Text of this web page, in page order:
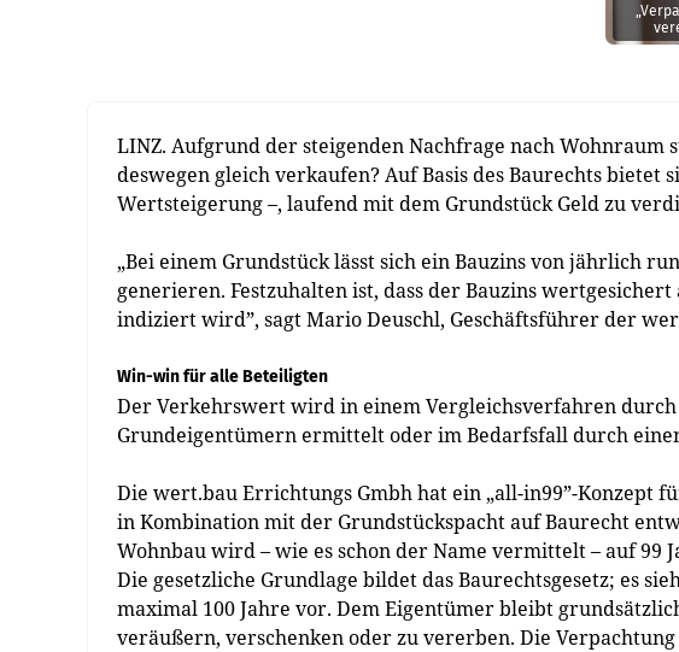
LINZ. Aufgrund der steigenden Nachfrage nach Wohnraum
deswegen gleich verkaufen? Auf Basis des Baurechts bietet
Wertsteigerung –, laufend mit dem Grundstück Geld zu
„Bei einem Grundstück lässt sich ein Bauzins von jährlich
generieren. Festzuhalten ist, dass der Bauzins
indiziert wird”, sagt Mario Deuschl, Geschäftsführer der
Win-win für alle Beteiligten
Der Verkehrswert wird in einem Vergleichsverfahren
Grundeigentümern ermittelt oder im Bedarfsfall durch
Die wert.bau Errichtungs Gmbh hat ein „all-in99”-Konzept
in Kombination mit der Grundstücks­pacht auf Baurecht
Wohnbau wird – wie es schon der Name vermittelt – auf 99
Die gesetzliche Grundlage bildet das Baurechtsgesetz; es
maximal 100 Jahre vor. Dem Eigentümer bleibt
veräußern, verschenken oder zu vererben. Die